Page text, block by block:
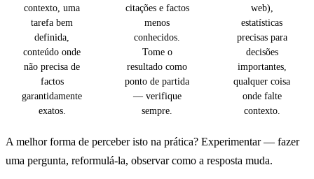
contexto, uma
tarefa bem
definida,
conteúdo onde
não precisa de
factos
garantidamente
exatos.
citações e factos
menos
conhecidos.
Tome o
resultado como
ponto de partida
— verifique
sempre.
web),
estatísticas
precisas para
decisões
importantes,
qualquer coisa
onde falte
contexto.
A melhor forma de perceber isto na prática? Experimentar — fazer
uma pergunta, reformulá-la, observar como a resposta muda.